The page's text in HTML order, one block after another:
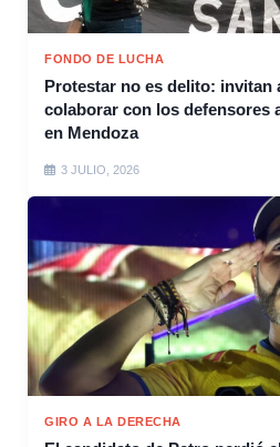
FONDO DE LUCHA
Protestar no es delito: invitan
colaborar con los defensores
en Mendoza
3 JULIO, 2026
GIRO A LA DERECHA